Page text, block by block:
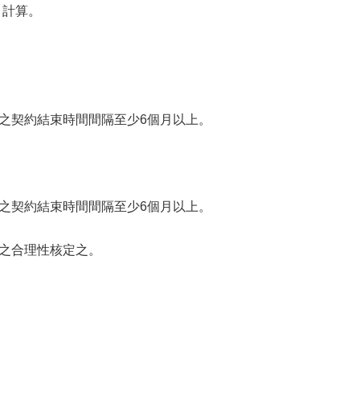
算。
約結束時間間隔至少6個月以上。
約結束時間間隔至少6個月以上。
合理性核定之。